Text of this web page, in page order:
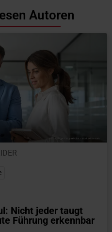
Autoren
Nicht jeder taugt
Führung erkennbar